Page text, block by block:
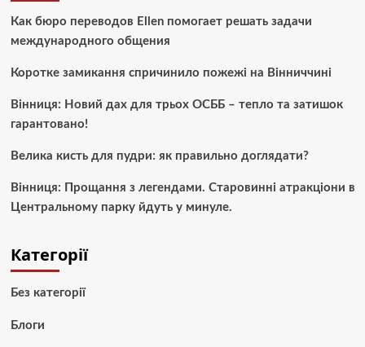
Как бюро переводов Ellen помогает решать задачи
международного общения
Коротке замикання спричинило пожежі на Вінниччині
Вінниця: Новий дах для трьох ОСББ – тепло та затишок
гарантовано!
Велика кисть для пудри: як правильно доглядати?
Вінниця: Прощання з легендами. Старовинні атракціони в
Центральному парку йдуть у минуле.
Категорії
Без категорії
Блоги